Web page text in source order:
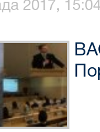
2017, 15:04